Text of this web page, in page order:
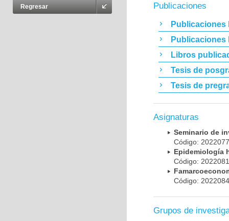
Regresar Publicaciones
Publicaciones
Publicaciones
Libros
Tesis de
Tesis de
Asignaturas
Seminario de
Código:
Epidemiología
Código:
Código:
Grupos de